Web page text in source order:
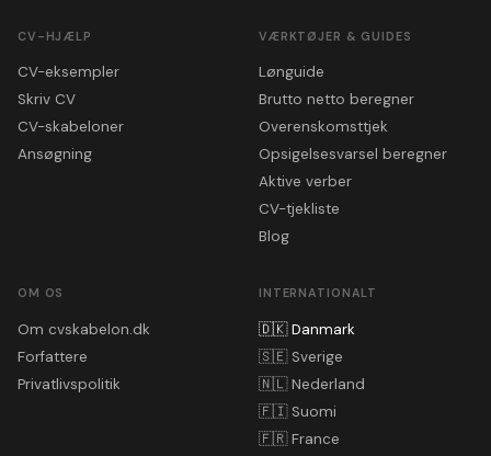
CV-HJÆLP
CV-eksempler
Skriv CV
CV-skabeloner
Ansøgning
VÆRKTØJER & GUIDES
Lønguide
Brutto netto beregner
Overenskomsttjek
Opsigelsesvarsel beregner
Aktive verber
CV-tjekliste
Blog
OM OS
Om cvskabelon.dk
Forfattere
Privatlivspolitik
INTERNATIONALT
🇩🇰 Danmark
🇸🇪 Sverige
🇳🇱 Nederland
🇫🇮 Suomi
🇫🇷 France